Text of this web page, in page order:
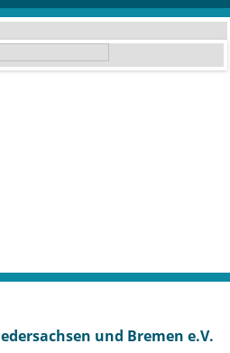
und Bremen e.V.